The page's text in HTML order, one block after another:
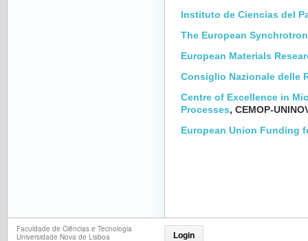
Instituto de Ciencias del
The European Synchrotron
European Materials
Consiglio Nazionale delle
Centre of Excellence in
Processes, CEMOP-
European Union Funding
Faculdade de Ciências e Tecnologia
Universidade Nova de Lisboa
Login